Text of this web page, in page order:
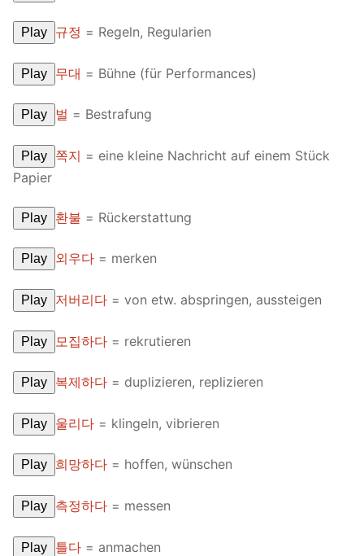
Lessons 42 – 50
Lessons 59 – 66
Unit 3 Test
Lessons 76 – 83
Lessons 92 – 100
Unit 4 Test
UNIT 5
Lessons 109 – 116
Lessons 117 – 125
Unit 5 Test
Lessons 134 – 141
Lessons 142 – 150
Lessons 151 – 158
Lessons 159 – 166
Unit 7 Test
UNIT 8
Lessons 176 – 183
Unit 8 Test
HANJA
UNIT 3
UNIT 4
UNIT 5
OTHER
YOUTUBE
About Us
FAQ
Articles
Lesson list
Play 규정 = Regeln, Regularien
Play 무대 = Bühne (für Performances)
Play 벌 = Bestrafung
Play 쪽지 = eine kleine Nachricht auf einem Stück
Papier
Play 환불 = Rückerstattung
Play 외우다 = merken
Play 저버리다 = von etw. abspringen, aussteigen
Play 모집하다 = rekrutieren
Play 복제하다 = duplizieren, replizieren
Play 울리다 = klingeln, vibrieren
Play 희망하다 = hoffen, wünschen
Play 측정하다 = messen
Play 틀다 = anmachen